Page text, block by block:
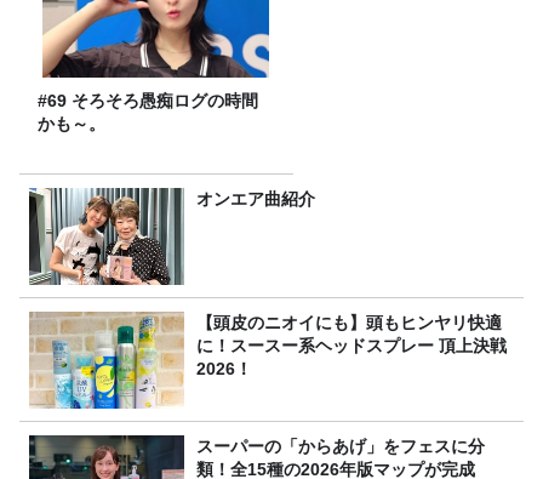
#69 そろそろ愚痴ログの時間
かも～。
オンエア曲紹介
【頭皮のニオイにも】頭もヒンヤリ快適
に！スースー系ヘッドスプレー 頂上決戦
2026！
スーパーの「からあげ」をフェスに分
類！全15種の2026年版マップが完成